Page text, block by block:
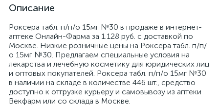
Описание
Роксера табл. п/п/о 15мг №30 в продаже в интернет-
аптеке Онлайн-Фарма за 1.128 руб. с доставкой по
Москве. Низкие розничные цены на Роксера табл. п/п/
о 15мг №30. Предлагаем специальные условия на
лекарства и лечебную косметику для юридических лиц
и оптовых покупателей. Роксера табл. п/п/о 15мг №30
в наличии на складе в количестве 446 шт., средство
доступно к отгрузке курьеру и самовывозу из аптеки
Векфарм или со склада в Москве.